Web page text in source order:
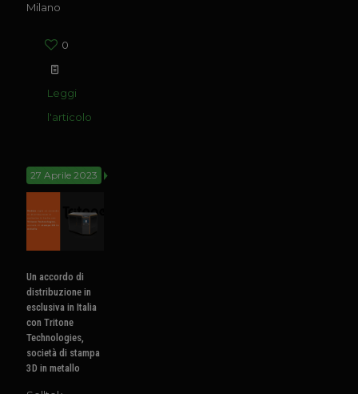
Milano
0
Leggi
l'articolo
27 Aprile 2023
Un accordo di
distribuzione in
esclusiva in Italia
con Tritone
Technologies,
società di stampa
3D in metallo